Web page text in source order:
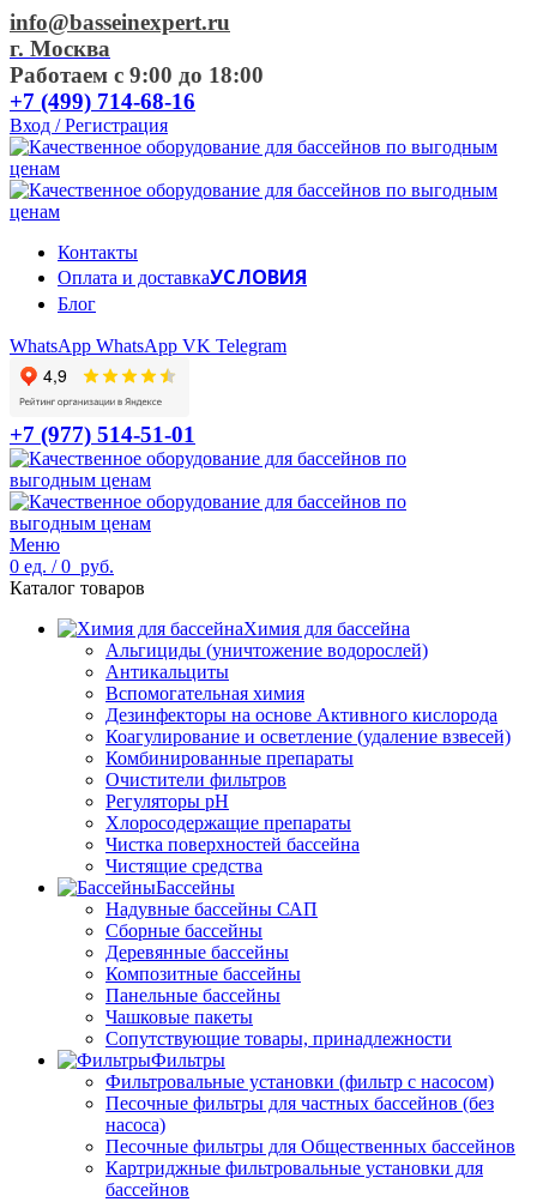
info@basseinexpert.ru
г. Москва
Работаем с 9:00 до 18:00
+7 (499) 714-68-16
Вход / Регистрация
Контакты
Оплата и доставкаУСЛОВИЯ
Блог
WhatsApp WhatsApp VK Telegram
+7 (977) 514-51-01
Меню
0 ед. / 0 руб.
Каталог товаров
Химия для бассейна
Альгициды (уничтожение водорослей)
Антикальциты
Вспомогательная химия
Дезинфекторы на основе Активного кислорода
Коагулирование и осветление (удаление взвесей)
Комбинированные препараты
Очистители фильтров
Регуляторы pH
Хлоросодержащие препараты
Чистка поверхностей бассейна
Чистящие средства
Бассейны
Надувные бассейны САП
Сборные бассейны
Деревянные бассейны
Композитные бассейны
Панельные бассейны
Чашковые пакеты
Сопутствующие товары, принадлежности
Фильтры
Фильтровальные установки (фильтр с насосом)
Песочные фильтры для частных бассейнов (без
насоса)
Песочные фильтры для Общественных бассейнов
Картриджные фильтровальные установки для
бассейнов